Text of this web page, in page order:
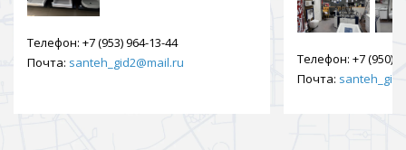
Телефон: +7 (953) 964-13-44
Почта: santeh_gid2@mail.ru Телефон: +7 (950)
Почта: